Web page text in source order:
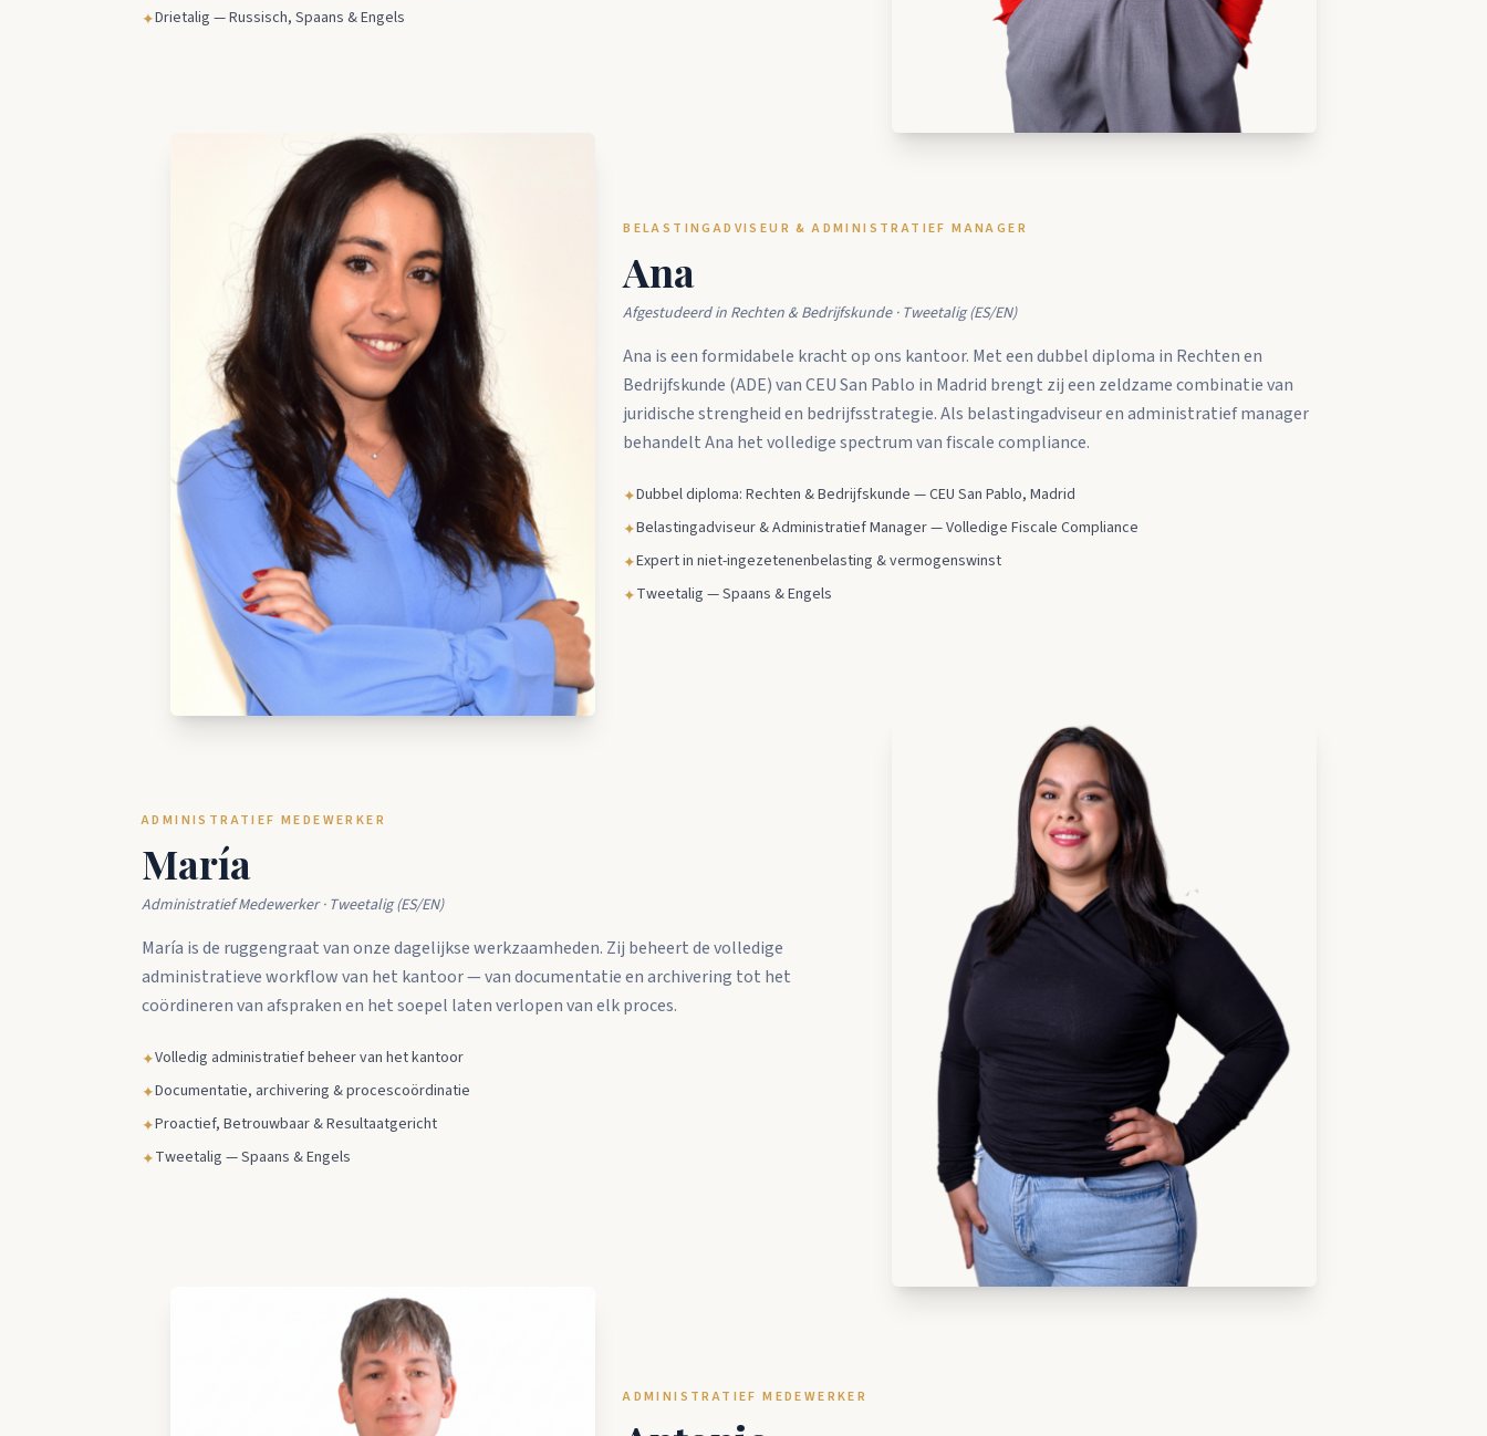
✦Drietalig — Russisch, Spaans & Engels
BELASTINGADVISEUR & ADMINISTRATIEF MANAGER
Ana
Afgestudeerd in Rechten & Bedrijfskunde · Tweetalig (ES/EN)
Ana is een formidabele kracht op ons kantoor. Met een dubbel diploma in Rechten en
Bedrijfskunde (ADE) van CEU San Pablo in Madrid brengt zij een zeldzame combinatie van
juridische strengheid en bedrijfsstrategie. Als belastingadviseur en administratief manager
behandelt Ana het volledige spectrum van fiscale compliance.
✦Dubbel diploma: Rechten & Bedrijfskunde — CEU San Pablo, Madrid
✦Belastingadviseur & Administratief Manager — Volledige Fiscale Compliance
✦Expert in niet-ingezetenenbelasting & vermogenswinst
✦Tweetalig — Spaans & Engels
ADMINISTRATIEF MEDEWERKER
María
Administratief Medewerker · Tweetalig (ES/EN)
María is de ruggengraat van onze dagelijkse werkzaamheden. Zij beheert de volledige
administratieve workflow van het kantoor — van documentatie en archivering tot het
coördineren van afspraken en het soepel laten verlopen van elk proces.
✦Volledig administratief beheer van het kantoor
✦Documentatie, archivering & procescoördinatie
✦Proactief, Betrouwbaar & Resultaatgericht
✦Tweetalig — Spaans & Engels
ADMINISTRATIEF MEDEWERKER